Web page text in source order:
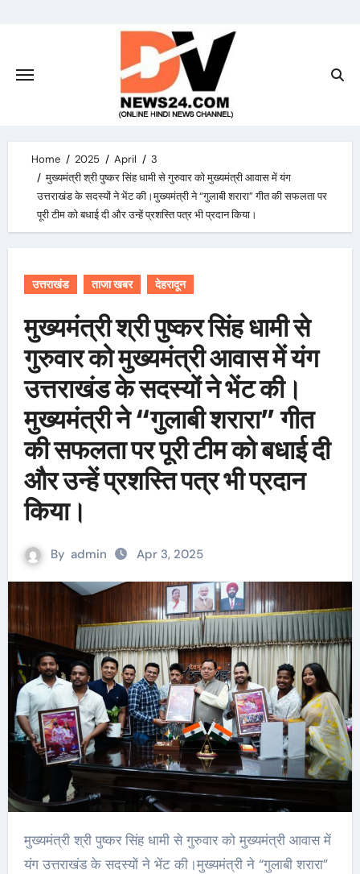
Home 2025 April
3
मुख्यमंत्री श्री पुष्कर सिंह धामी से गुरुवार को मुख्यमंत्री आवास में यंग
उत्तराखंड के सदस्यों ने भेंट की।मुख्यमंत्री ने “गुलाबी शरारा” गीत की सफलता पर
पूरी टीम को बधाई दी और उन्हें प्रशस्ति पत्र भी प्रदान किया।
उत्तराखंड ताजा खबर देहरादून
मुख्यमंत्री श्री पुष्कर सिंह धामी से
गुरुवार को मुख्यमंत्री आवास में यंग
उत्तराखंड के सदस्यों ने भेंट की।
मुख्यमंत्री ने “गुलाबी शरारा” गीत
की सफलता पर पूरी टीम को बधाई दी
और उन्हें प्रशस्ति पत्र भी प्रदान
किया।
By admin Apr 3, 2025
मुख्यमंत्री श्री पुष्कर सिंह धामी से गुरुवार को मुख्यमंत्री आवास में
यंग उत्तराखंड के सदस्यों ने भेंट की।मुख्यमंत्री ने “गुलाबी शरारा”